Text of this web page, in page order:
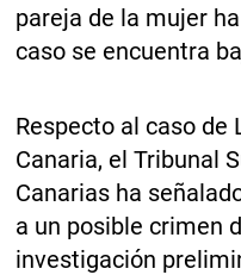
pareja de la mujer
caso se encuentra
Respecto al caso de
Canaria, el Tribunal
Canarias ha
a un posible crimen
investigación